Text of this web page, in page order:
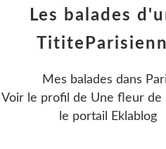
Les balades
Mes balades dans
Voir le profil de Une fleur de
le portail Eklablog